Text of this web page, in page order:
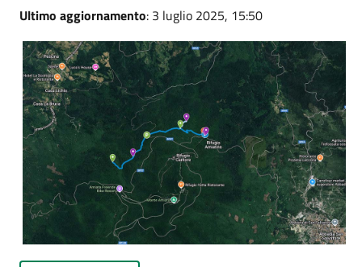
Ultimo aggiornamento: 3 luglio 2025, 15:50